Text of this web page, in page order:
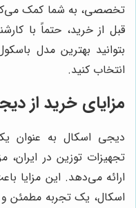
تخصصی، به شما کمک می‌کند
قبل از خرید، حتماً با
بتوانید بهترین مدل
انتخاب کنید.
مزایای خرید از
دیجی اسکال به عنوان
تجهیزات توزین در ایران،
ارائه می‌دهد. این مزایا
اسکال، یک تجربه مطمئن